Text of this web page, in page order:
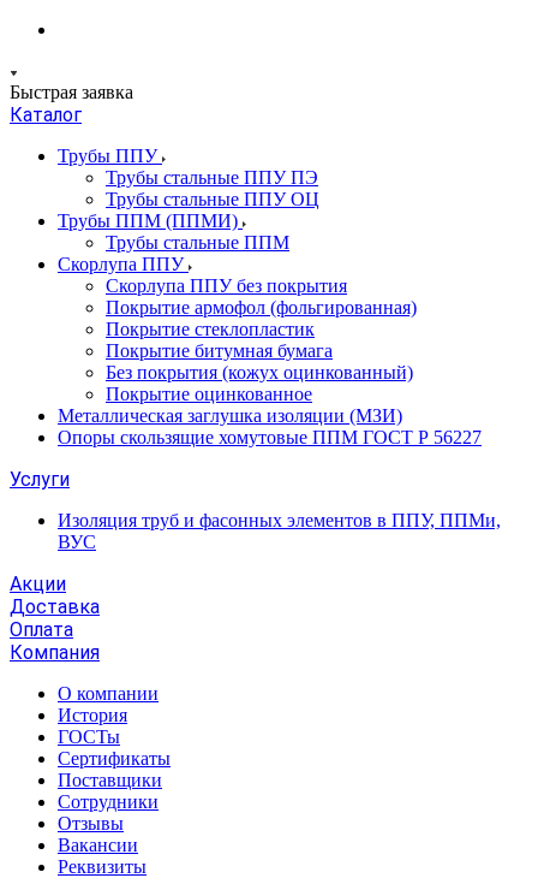
Быстрая заявка
Каталог
Трубы ППУ
Трубы стальные ППУ ПЭ
Трубы стальные ППУ ОЦ
Трубы ППМ (ППМИ)
Трубы стальные ППМ
Скорлупа ППУ
Скорлупа ППУ без покрытия
Покрытие армофол (фольгированная)
Покрытие стеклопластик
Покрытие битумная бумага
Без покрытия (кожух оцинкованный)
Покрытие оцинкованное
Металлическая заглушка изоляции (МЗИ)
Опоры скользящие хомутовые ППМ ГОСТ Р 56227
Услуги
Изоляция труб и фасонных элементов в ППУ, ППМи,
ВУС
Акции
Доставка
Оплата
Компания
О компании
История
ГОСТы
Сертификаты
Поставщики
Сотрудники
Отзывы
Вакансии
Реквизиты